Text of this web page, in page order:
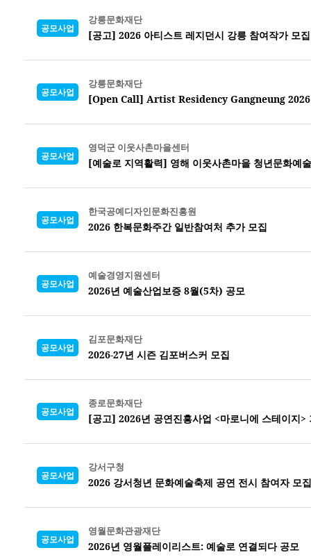
공모사업
강릉문화재단
[공고] 2026 아티스트 레지던시 강릉 참여작가 모집
공모사업
강릉문화재단
[Open Call] Artist Residency Gangneung 2026
공모사업
영덕군 이웃사촌마을센터
[예술로 지역활력] 영해 이웃사촌마을 청년문화예
공모사업
한국공예디자인문화진흥원
2026 한복문화주간 일반참여처 추가 모집
공모사업
예술경영지원센터
2026년 예술산업보증 8월(5차) 공모
공모사업
김포문화재단
2026-27년 시즌 김포버스커 모집
공모사업
종로문화재단
[공고] 2026년 공연진흥사업 <마로니에 스테이지>
공모사업
강서구청
2026 강서청년 문화예술축제 공연 전시 참여자 모집
공모사업
영월문화관광재단
2026년 영월플레이리스트: 예술로 연결되다 공모